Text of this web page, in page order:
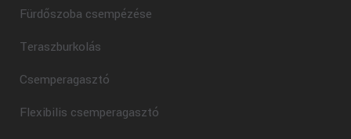
Fürdőszoba csempézése
Teraszburkolás
Csemperagasztó
Flexibilis csemperagasztó